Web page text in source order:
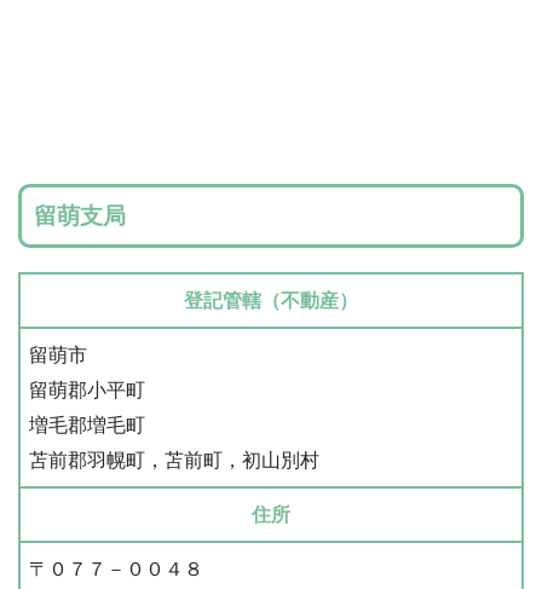
留萌支局
登記管轄（不動産）
留萌市
留萌郡小平町
増毛郡増毛町
苫前郡羽幌町，苫前町，初山別村
住所
〒０７７－００４８